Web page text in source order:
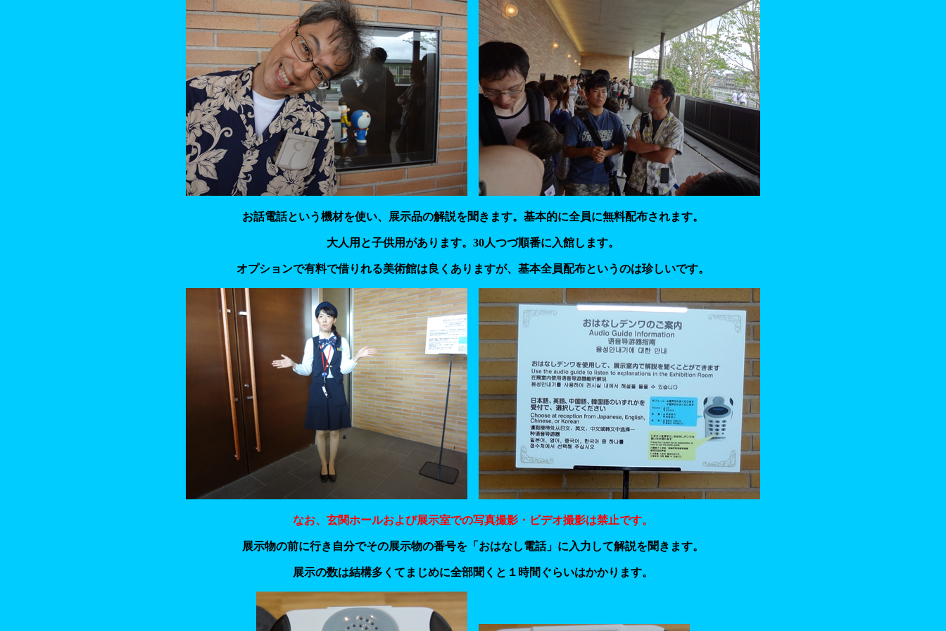
お話電話という機材を使い、展示品の解説を聞きます。基本的に全員に無料配布されます。
大人用と子供用があります。30人つづ順番に入館します。
オプションで有料で借りれる美術館は良くありますが、基本全員配布というのは珍しいです。
なお、玄関ホールおよび展示室での写真撮影・ビデオ撮影は禁止です。
展示物の前に行き自分でその展示物の番号を「おはなし電話」に入力して解説を聞きます。
展示の数は結構多くてまじめに全部聞くと１時間ぐらいはかかります。